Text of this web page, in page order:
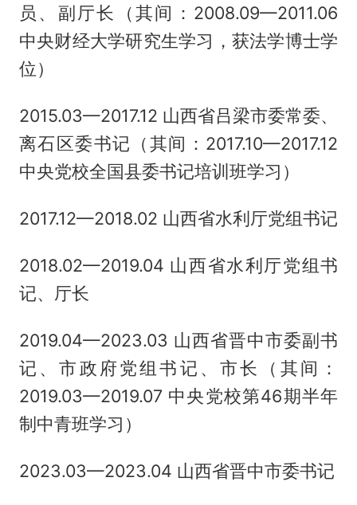
员、副厅长（其间：2008.09—2011.06
中央财经大学研究生学习，获法学博士学
位）
2015.03—2017.12 山西省吕梁市委常委、
离石区委书记（其间：2017.10—2017.12
中央党校全国县委书记培训班学习）
2017.12—2018.02 山西省水利厅党组书记
2018.02—2019.04 山西省水利厅党组书
记、厅长
2019.04—2023.03 山西省晋中市委副书
记、市政府党组书记、市长（其间：
2019.03—2019.07 中央党校第46期半年
制中青班学习）
2023.03—2023.04 山西省晋中市委书记